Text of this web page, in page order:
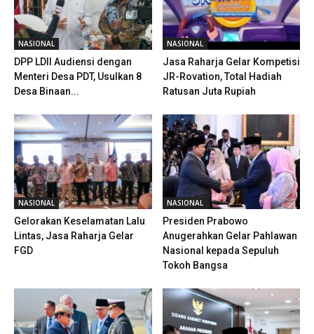
NASIONAL
DPP LDII Audiensi dengan
Menteri Desa PDT, Usulkan 8
Desa Binaan...
NASIONAL
Jasa Raharja Gelar Kompetisi
JR-Rovation, Total Hadiah
Ratusan Juta Rupiah
NASIONAL
Gelorakan Keselamatan Lalu
Lintas, Jasa Raharja Gelar
FGD
NASIONAL
Presiden Prabowo
Anugerahkan Gelar Pahlawan
Nasional kepada Sepuluh
Tokoh Bangsa